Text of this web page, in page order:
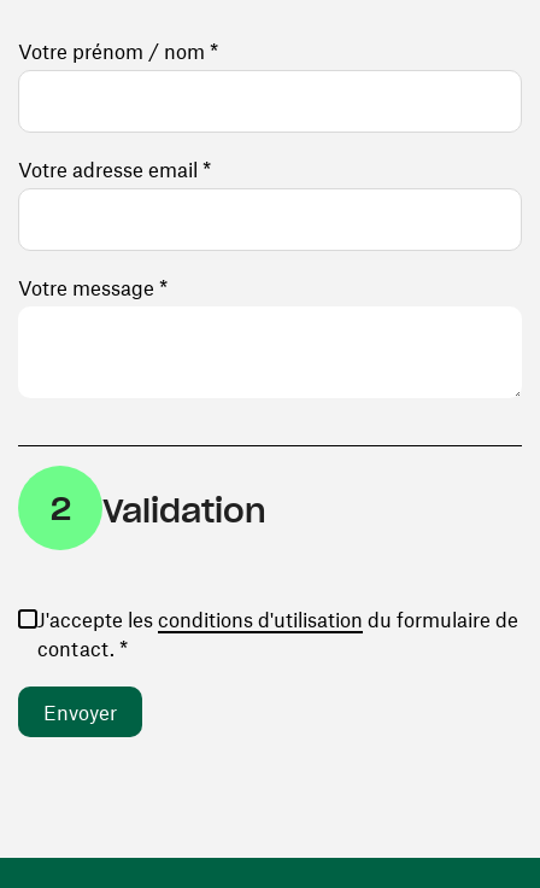
Votre prénom / nom *
Votre adresse email *
Votre message *
2 Validation
J'accepte les conditions d'utilisation (ouvre une
du formulaire de
contact. *